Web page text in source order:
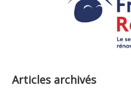
Articles archivés